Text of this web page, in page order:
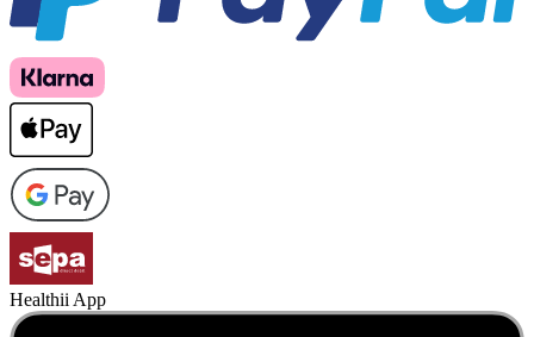
Healthii App